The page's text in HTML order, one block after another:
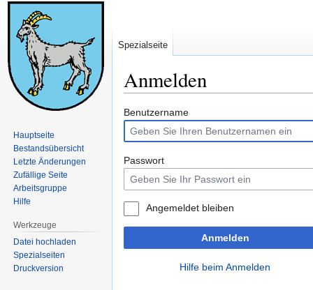
Anmelden
Zur
Navigation
springen
Zur
Suche
springen
Benutzername
Passwort
Angemeldet bleiben
Anmelden
Hilfe beim Anmelden
Spezialseite
Hauptseite
Bestandsübersicht
Letzte Änderungen
Zufällige Seite
Arbeitsgruppe
Hilfe
Werkzeuge
Datei hochladen
Spezialseiten
Druckversion